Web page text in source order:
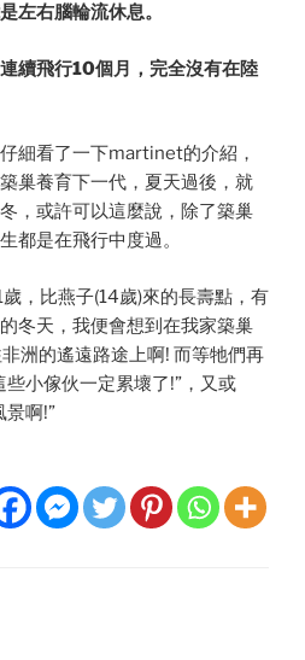
左右腦輪流休息。
續飛行10個月，完全沒有在陸
細看了一下martinet的介紹，
巢養育下一代，夏天過後，就
，或許可以這麼說，除了築巢
都是在飛行中度過。
，比燕子(14歲)來的長壽點，有
冬天，我便會想到在我家築巢
洲的遙遠路途上啊! 而等牠們再
小傢伙一定累壞了!”，又或
景啊!”